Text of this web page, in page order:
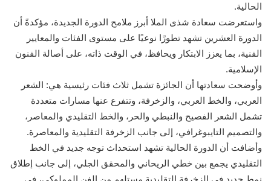
الحالية.
واستعرضت سعادة شذى الملا أبرز ملامح الدورة الجديدة، مؤكدةً أن
الدورة العشرين تشهد تطورًا نوعيًا على مستوى الفئات والمعايير
الفنية، بما يعزز الابتكار ويحافظ، في الوقت ذاته، على أصالة الفنون
الإسلامية.
وأوضحت سعادتها أن الجائزة تشمل ثلاث فئات رئيسية هي: الشعر
العربي، والخط العربي، والزخرفة، وتتفرع عنها مسارات متعددة
تشمل الشعر الفصيح والنبطي والحر، والخط التقليدي والمعاصر،
والتصميم التايبوغرافي، إلى جانب الزخرفة التقليدية والمعاصرة.
وأضافت أن الدورة الحالية تشهد استحداث توجه جديد في الخط
التقليدي يجمع بين خطي الريحاني والمحقق الجلي، إلى جانب إطلاق
نمط جديد في الزخرفة التقليدية مستلهم من الفن المملوكي، في